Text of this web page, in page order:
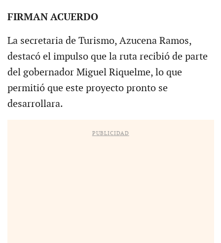
FIRMAN ACUERDO
La secretaria de Turismo, Azucena Ramos,
destacó el impulso que la ruta recibió de parte
del gobernador Miguel Riquelme, lo que
permitió que este proyecto pronto se
desarrollara.
PUBLICIDAD